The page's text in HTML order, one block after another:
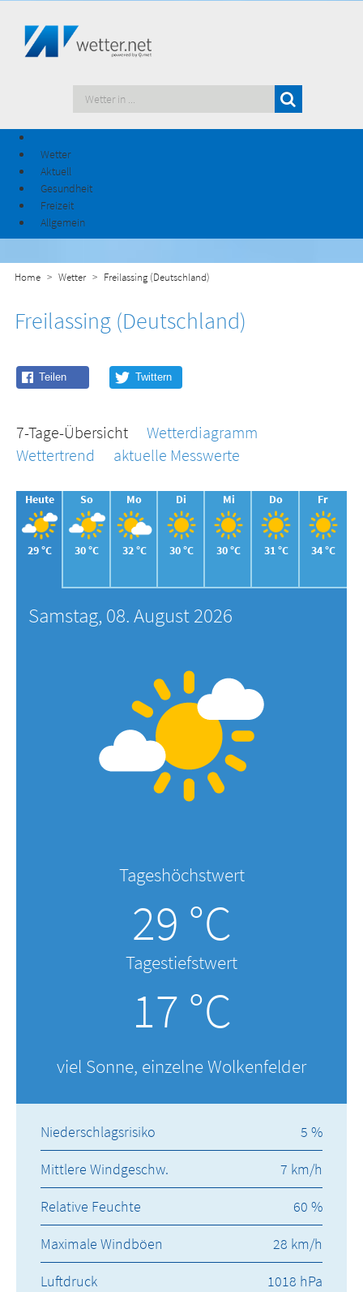
Wetter
Aktuell
Gesundheit
Freizeit
Allgemein
Home Wetter Freilassing (Deutschland)
Freilassing (Deutschland)
7-Tage-Übersicht
Wetterdiagramm
Wettertrend
aktuelle Messwerte
Heute
29 °C
So
30 °C
Mo
32 °C
Di
30 °C
Mi
30 °C
Do
31 °C
Fr
34 °C
Samstag, 08. August 2026
Tageshöchstwert
29 °C
Tagestiefstwert
17 °C
viel Sonne, einzelne Wolkenfelder
Niederschlagsrisiko
5 %
Mittlere Windgeschw.
7 km/h
Relative Feuchte
60 %
Maximale Windböen
28 km/h
Luftdruck
1018 hPa